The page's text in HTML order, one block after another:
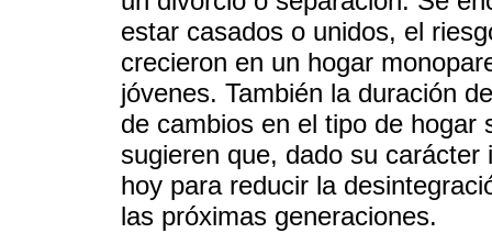
estar casados o unidos, el
crecieron en un hogar
jóvenes. También la duración
de cambios en el tipo de
sugieren que, dado su
hoy para reducir la
las próximas generaciones.